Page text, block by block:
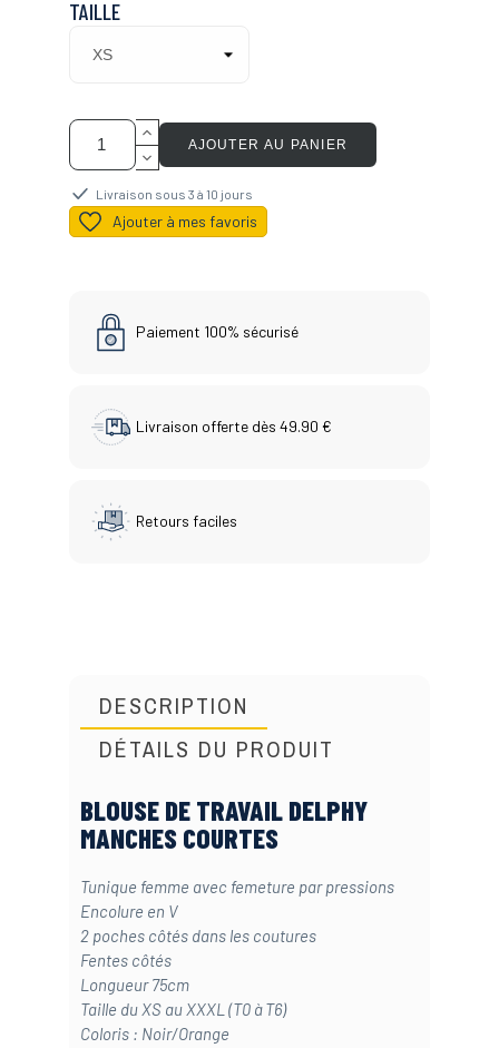
TAILLE
AJOUTER AU PANIER
Livraison sous 3 à 10 jours
Ajouter à mes favoris
Paiement 100% sécurisé
Livraison offerte dès 49.90 €
Retours faciles
DESCRIPTION
DÉTAILS DU PRODUIT
BLOUSE DE TRAVAIL DELPHY
MANCHES COURTES
Tunique femme avec femeture par pressions
Encolure en V
2 poches côtés dans les coutures
Fentes côtés
Longueur 75cm
Taille du XS au XXXL (T0 à T6)
Coloris : Noir/Orange